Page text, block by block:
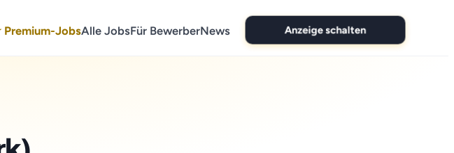
JobsAlle JobsFür BewerberNews Anzeige schalten